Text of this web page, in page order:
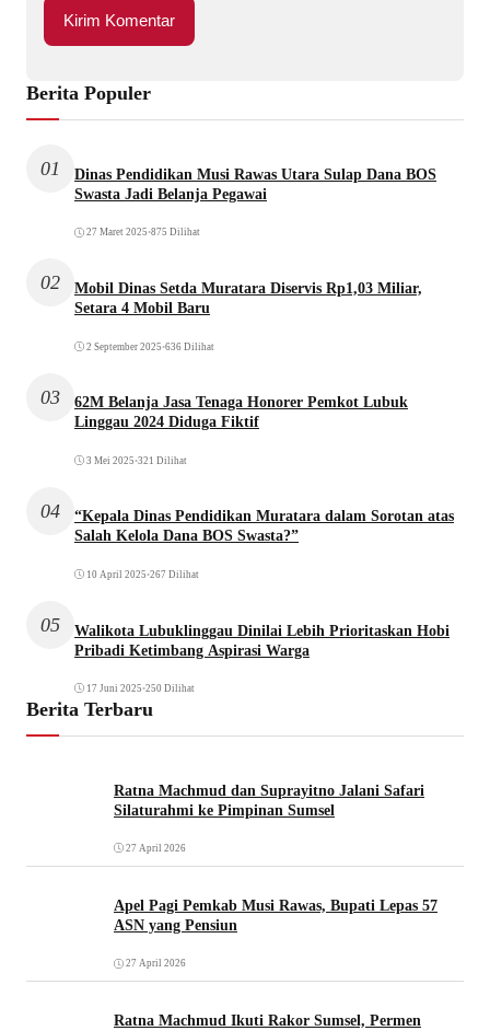
Berita Populer
01
Dinas Pendidikan Musi Rawas Utara Sulap Dana BOS
Swasta Jadi Belanja Pegawai
27 Maret 2025 •875 Dilihat
02
Mobil Dinas Setda Muratara Diservis Rp1,03 Miliar,
Setara 4 Mobil Baru
2 September 2025 •636 Dilihat
03
62M Belanja Jasa Tenaga Honorer Pemkot Lubuk
Linggau 2024 Diduga Fiktif
3 Mei 2025 •321 Dilihat
04
“Kepala Dinas Pendidikan Muratara dalam Sorotan atas
Salah Kelola Dana BOS Swasta?”
10 April 2025 •267 Dilihat
05
Walikota Lubuklinggau Dinilai Lebih Prioritaskan Hobi
Pribadi Ketimbang Aspirasi Warga
17 Juni 2025 •250 Dilihat
Berita Terbaru
Ratna Machmud dan Suprayitno Jalani Safari
Silaturahmi ke Pimpinan Sumsel
27 April 2026
Apel Pagi Pemkab Musi Rawas, Bupati Lepas 57
ASN yang Pensiun
27 April 2026
Ratna Machmud Ikuti Rakor Sumsel, Permen